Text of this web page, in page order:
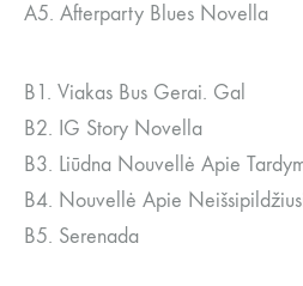
A5. Afterparty Blues Novella
B1. Viakas Bus Gerai. Gal
B2. IG Story Novella
B3. Liūdna Nouvellė Apie
B4. Nouvellė Apie
B5. Serenada